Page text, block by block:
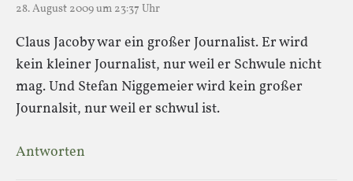
28. August 2009 um 23:37 Uhr
Claus Jacoby war ein großer Journalist. Er wird
kein kleiner Journalist, nur weil er Schwule nicht
mag. Und Stefan Niggemeier wird kein großer
Journalsit, nur weil er schwul ist.
Antworten